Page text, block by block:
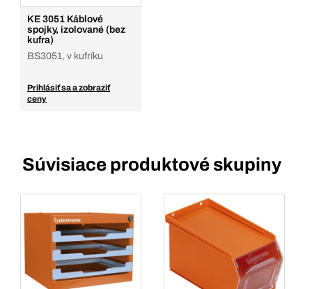
KE 3051 Káblové
spojky, izolované (bez
kufra)
BS3051, v kufríku
Prihlásiť sa a zobraziť
ceny
Súvisiace produktové skupiny